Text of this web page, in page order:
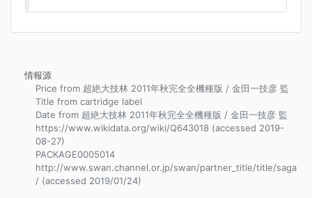
情報源
Price from 超絶大技林 2011年秋完全全機種版 / 金田一技彦 監
Title from cartridge label
Date from 超絶大技林 2011年秋完全全機種版 / 金田一技彦 監
https://www.wikidata.org/wiki/Q643018 (accessed 2019-
08-27)
PACKAGE0005014
http://www.swan.channel.or.jp/swan/partner_title/title/saga
/ (accessed 2019/01/24)